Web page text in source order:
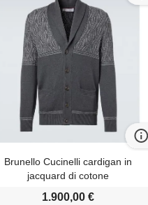
Brunello Cucinelli cardigan in
jacquard di cotone
1.900,00 €